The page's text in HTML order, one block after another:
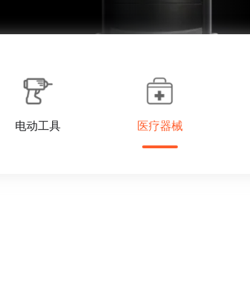
电动工具 医疗器械